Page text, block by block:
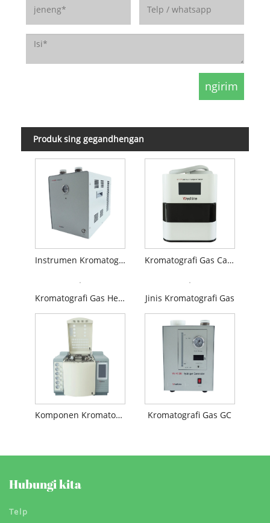
Produk sing gegandhengan
Instrumen Kromatografi Gas Kromatografi Gas Cairan
Kromatografi Gas Headspace Jinis Kromatografi Gas
Komponen Kromatografi Gas Kromatografi Gas GC
Hubungi kita
Telp